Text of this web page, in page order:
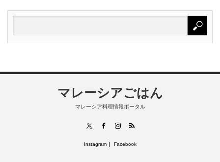
マレーシアごはん
マレーシア料理情報ポータル
FacebookInstagram
RSS
Instagram Facebook